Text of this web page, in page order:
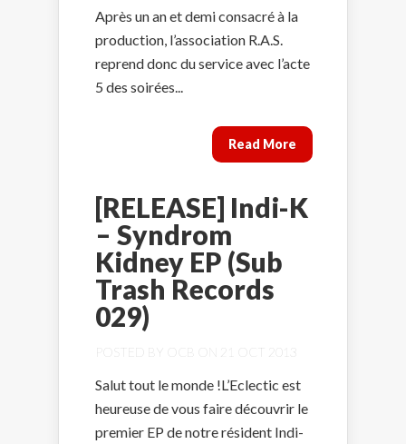
Après un an et demi consacré à la
production, l’association R.A.S.
reprend donc du service avec l’acte
5 des soirées...
Read More
[RELEASE] Indi-K
– Syndrom
Kidney EP (Sub
Trash Records
029)
POSTED BY OCB ON 21 OCT 2013
Salut tout le monde !L’Eclectic est
heureuse de vous faire découvrir le
premier EP de notre résident Indi-